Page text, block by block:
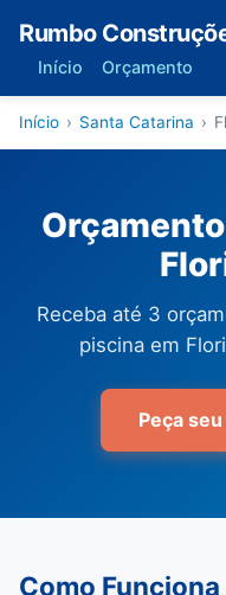
Rumbo
Início Orçamento
Início › Santa Catarina ›
Receba até 3
piscina em
Peça
Como